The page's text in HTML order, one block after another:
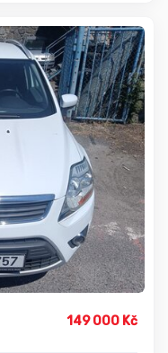
149 000 Kč